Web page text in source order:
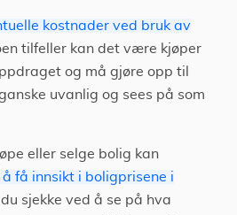
kostnader ved bruk av
tilfeller kan det være kjøper
og må gjøre opp til
uvanlig og sees på som
eller selge bolig kan
få innsikt i boligprisene i
du sjekke ved å se på hva